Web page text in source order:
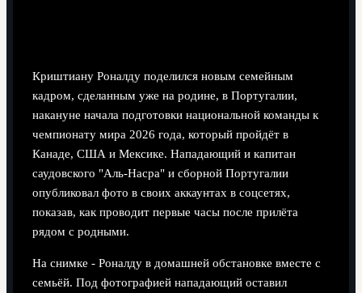
Криштиану Роналду поделился новым семейным
кадром, сделанным уже на родине, в Португалии,
накануне начала подготовки национальной команды к
чемпионату мира 2026 года, который пройдёт в
Канаде, США и Мексике. Нападающий и капитан
саудовского "Аль‑Насра" и сборной Португалии
опубликовал фото в своих аккаунтах в соцсетях,
показав, как проводит первые часы после прилёта
рядом с родными.
На снимке - Роналду в домашней обстановке вместе с
семьёй. Под фотографией нападающий оставил